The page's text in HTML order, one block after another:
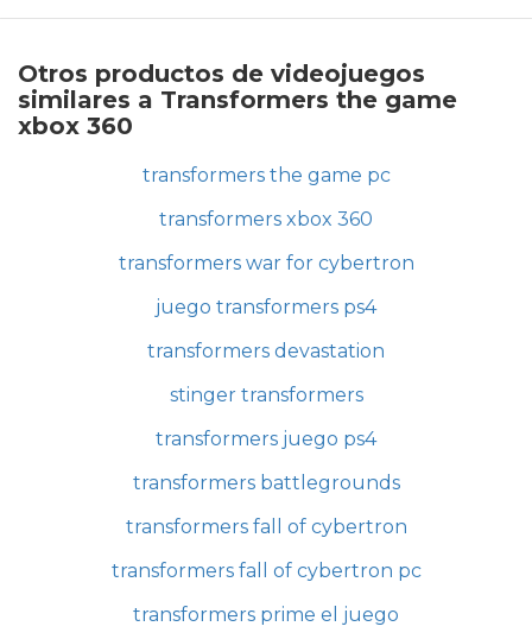
Otros productos de videojuegos
similares a Transformers the game
xbox 360
transformers the game pc
transformers xbox 360
transformers war for cybertron
juego transformers ps4
transformers devastation
stinger transformers
transformers juego ps4
transformers battlegrounds
transformers fall of cybertron
transformers fall of cybertron pc
transformers prime el juego